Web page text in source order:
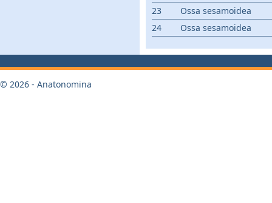
23
Ossa sesamoidea
24
Ossa sesamoidea
© 2026 - Anatonomina